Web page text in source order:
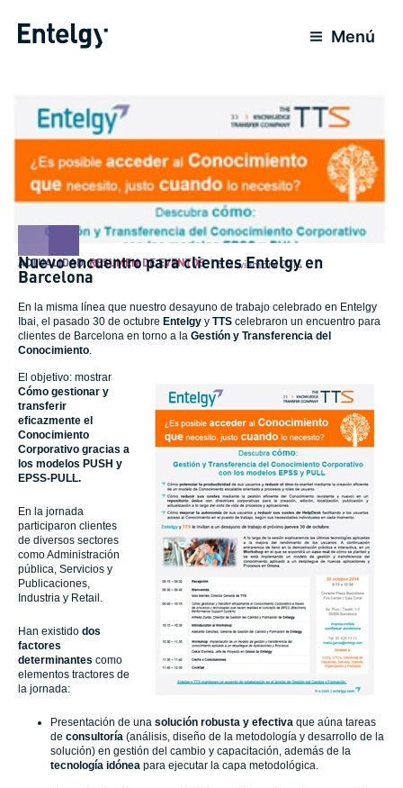
Menú
ACTUALIDAD,RESUMEN DE EVENTOS 5 Noviembre 2014
Nuevo encuentro para clientes Entelgy en
Barcelona
En la misma línea que nuestro desayuno de trabajo celebrado en Entelgy
Ibai, el pasado 30 de octubre Entelgy y TTS celebraron un encuentro para
clientes de Barcelona en torno a la Gestión y Transferencia del
Conocimiento.
El objetivo: mostrar
Cómo gestionar y
transferir
eficazmente el
Conocimiento
Corporativo gracias a
los modelos PUSH y
EPSS-PULL.
En la jornada
participaron clientes
de diversos sectores
como Administración
pública, Servicios y
Publicaciones,
Industria y Retail.
Han existido dos
factores
determinantes como
elementos tractores de
la jornada:
Presentación de una solución robusta y efectiva que aúna tareas
de consultoría (análisis, diseño de la metodología y desarrollo de la
solución) en gestión del cambio y capacitación, además de la
tecnología idónea para ejecutar la capa metodológica.